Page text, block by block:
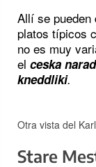
Allí se pueden
platos típicos
no es muy
el ceska
kneddliki.
Otra vista del
Stare